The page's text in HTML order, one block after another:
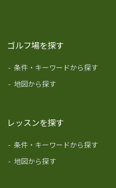
ゴルフ場を探す
- 条件・キーワードから探す
- 地図から探す
レッスンを探す
- 条件・キーワードから探す
- 地図から探す